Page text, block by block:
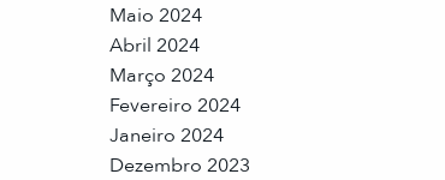
Maio 2024
Abril 2024
Março 2024
Fevereiro 2024
Janeiro 2024
Dezembro 2023